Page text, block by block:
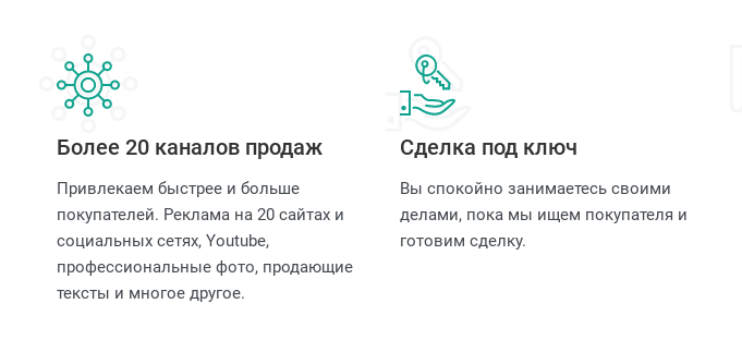
Более 20 каналов продаж
Привлекаем быстрее и больше
покупателей. Реклама на 20 сайтах и
социальных сетях, Youtube,
профессиональные фото, продающие
тексты и многое другое.
Сделка под ключ
Вы спокойно занимаетесь своими
делами, пока мы ищем покупателя и
готовим сделку.